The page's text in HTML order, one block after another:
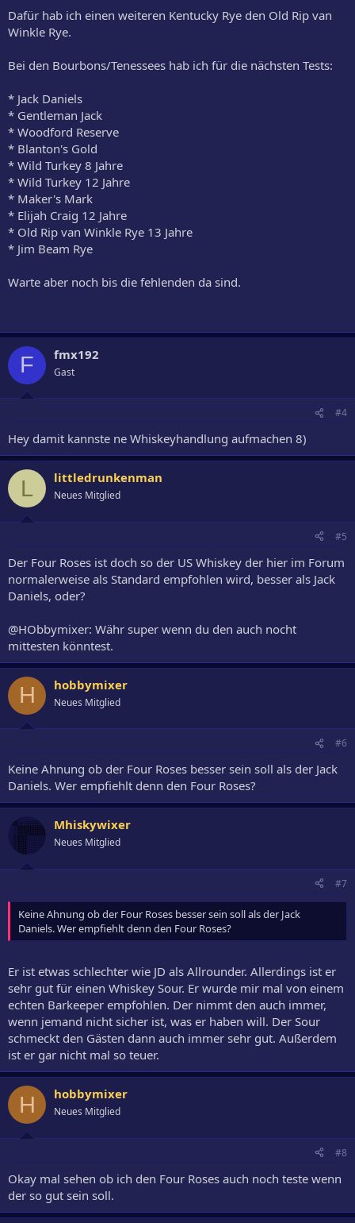
Dafür hab ich einen weiteren Kentucky Rye den Old Rip van
Winkle Rye.
Bei den Bourbons/Tenessees hab ich für die nächsten Tests:
* Jack Daniels
* Gentleman Jack
* Woodford Reserve
* Blanton's Gold
* Wild Turkey 8 Jahre
* Wild Turkey 12 Jahre
* Maker's Mark
* Elijah Craig 12 Jahre
* Old Rip van Winkle Rye 13 Jahre
* Jim Beam Rye
Warte aber noch bis die fehlenden da sind.
F fmx192
Gast
#4
Hey damit kannste ne Whiskeyhandlung aufmachen 8)
L littledrunkenman
Neues Mitglied
#5
Der Four Roses ist doch so der US Whiskey der hier im Forum
normalerweise als Standard empfohlen wird, besser als Jack
Daniels, oder?
@HObbymixer: Währ super wenn du den auch nocht
mittesten könntest.
H hobbymixer
Neues Mitglied
#6
Keine Ahnung ob der Four Roses besser sein soll als der Jack
Daniels. Wer empfiehlt denn den Four Roses?
Mhiskywixer
Neues Mitglied
#7
Keine Ahnung ob der Four Roses besser sein soll als der Jack
Daniels. Wer empfiehlt denn den Four Roses?
Er ist etwas schlechter wie JD als Allrounder. Allerdings ist er
sehr gut für einen Whiskey Sour. Er wurde mir mal von einem
echten Barkeeper empfohlen. Der nimmt den auch immer,
wenn jemand nicht sicher ist, was er haben will. Der Sour
schmeckt den Gästen dann auch immer sehr gut. Außerdem
ist er gar nicht mal so teuer.
H hobbymixer
Neues Mitglied
#8
Okay mal sehen ob ich den Four Roses auch noch teste wenn
der so gut sein soll.